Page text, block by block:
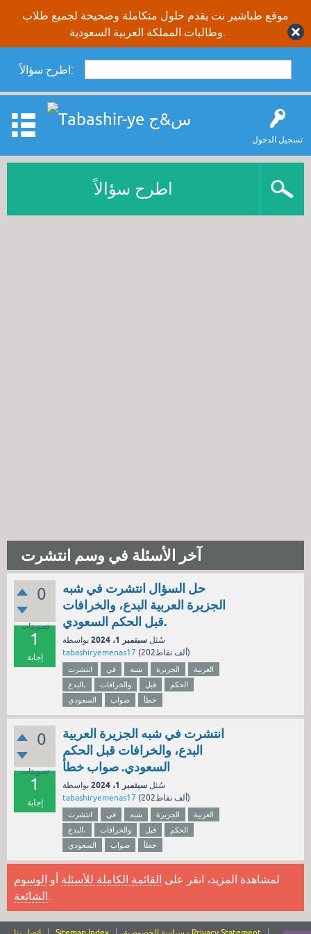
موقع طباشير نت يقدم حلول متكاملة وصحيحة لجميع طلاب
اطرح سؤالاً:
تسجيل الدخول
اطرح سؤالاً
آخر الأسئلة في وسم انتشرت
0
تصويتات
1
إجابة
حل السؤال انتشرت في شبه
الجزيرة العربية البدع، والخرافات
قبل الحكم السعودي.
سُئل سبتمبر 1، 2024
بواسطة
tabashiryemenas17 ( 202ألف نقاط)
انتشرت في شبه الجزيرة
العربية
البدع،
والخرافات قبل
الحكم
السعودي
صواب خطأ
0
تصويتات
1
إجابة
انتشرت في شبه الجزيرة العربية
البدع، والخرافات قبل الحكم
السعودي. صواب خطأ
سُئل سبتمبر 1، 2024
بواسطة
tabashiryemenas17 ( 202ألف نقاط)
انتشرت في شبه الجزيرة
العربية
البدع،
والخرافات قبل
الحكم
السعودي
صواب خطأ
لمشاهدة المزيد، انقر على القائمة الكاملة للأسئلة أو الوسوم
الشائعة